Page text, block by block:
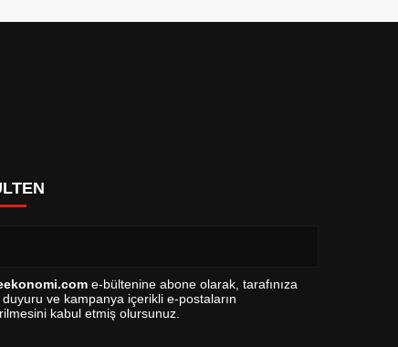
e-bültenine abone olarak, tarafınıza
duyuru ve kampanya içerikli e-postaların
kabul etmiş olursunuz.